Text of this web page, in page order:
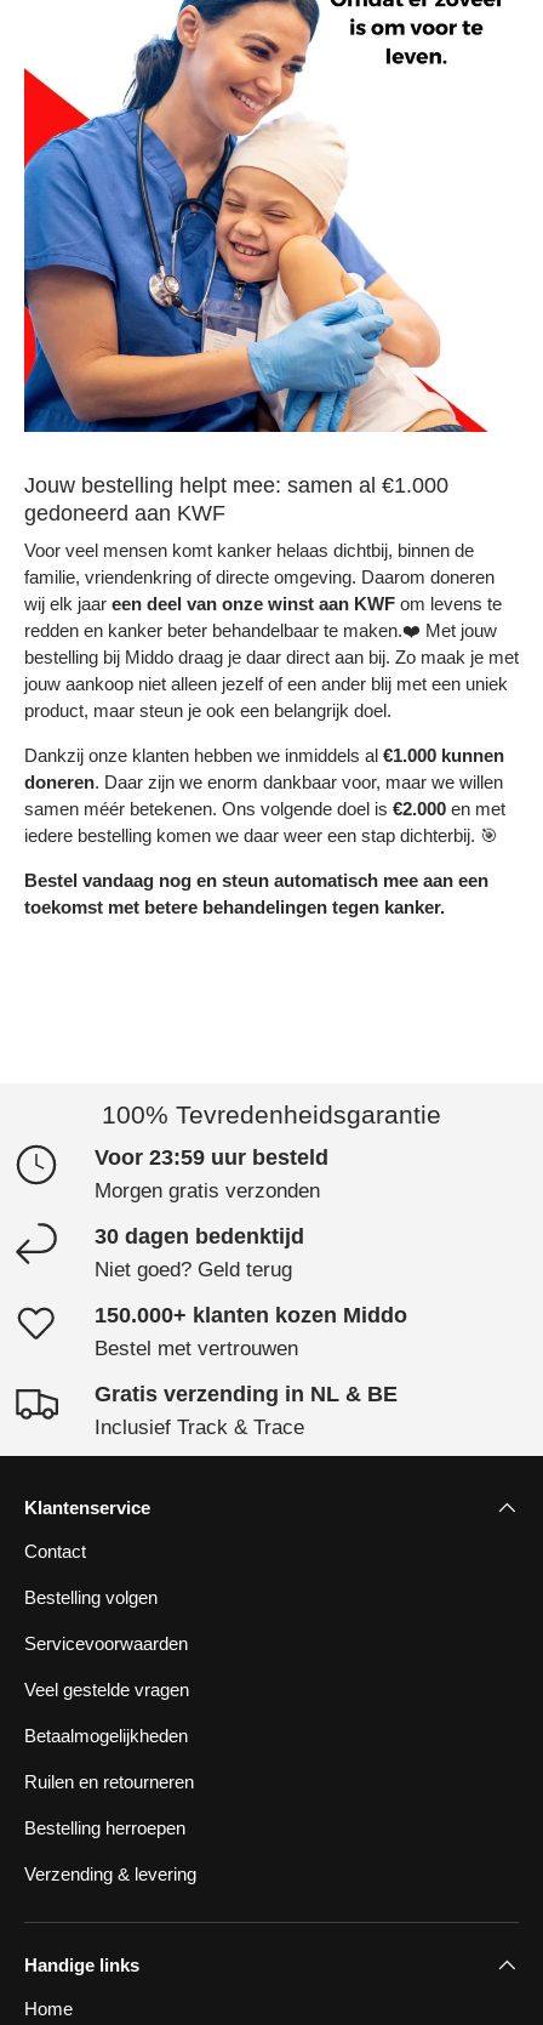
Jouw bestelling helpt mee: samen al €1.000
gedoneerd aan KWF
Voor veel mensen komt kanker helaas dichtbij, binnen de
familie, vriendenkring of directe omgeving. Daarom doneren
wij elk jaar een deel van onze winst aan KWF om levens te
redden en kanker beter behandelbaar te maken.❤️ Met jouw
bestelling bij Middo draag je daar direct aan bij. Zo maak je met
jouw aankoop niet alleen jezelf of een ander blij met een uniek
product, maar steun je ook een belangrijk doel.
Dankzij onze klanten hebben we inmiddels al €1.000 kunnen
doneren. Daar zijn we enorm dankbaar voor, maar we willen
samen méér betekenen. Ons volgende doel is €2.000 en met
iedere bestelling komen we daar weer een stap dichterbij. 🎯
Bestel vandaag nog en steun automatisch mee aan een
toekomst met betere behandelingen tegen kanker.
100% Tevredenheidsgarantie
Voor 23:59 uur besteld
Morgen gratis verzonden
30 dagen bedenktijd
Niet goed? Geld terug
150.000+ klanten kozen Middo
Bestel met vertrouwen
Gratis verzending in NL & BE
Inclusief Track & Trace
Klantenservice
Contact
Bestelling volgen
Servicevoorwaarden
Veel gestelde vragen
Betaalmogelijkheden
Ruilen en retourneren
Bestelling herroepen
Verzending & levering
Handige links
Home